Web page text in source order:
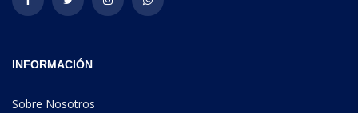
INFORMACIÓN
Sobre Nosotros